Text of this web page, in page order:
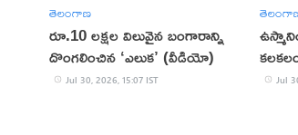
తెలంగాణ
రూ.10 లక్షల విలువైన బంగారాన్ని
దొంగలించిన ‘ఎలుక’ (వీడియో)
Jul 30, 2026, 15:07 IST Jul